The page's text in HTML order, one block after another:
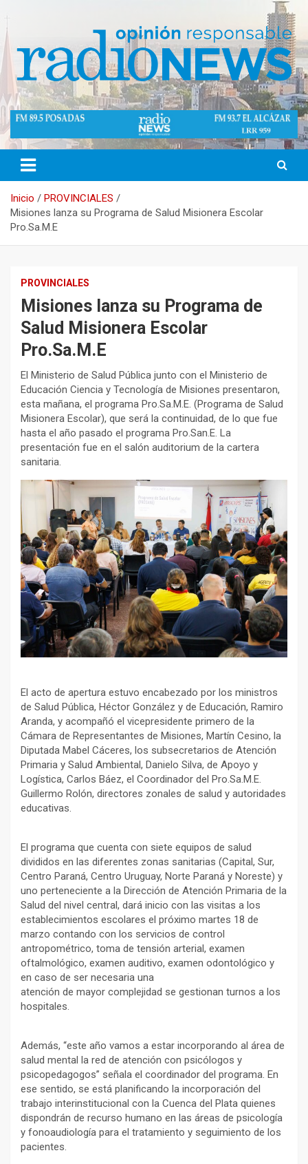
contenido
Radio News Misiones 89.5 Mhz
Opinión Responsable
Inicio
PROVINCIALES
Misiones lanza su Programa de Salud Misionera Escolar
Pro.Sa.M.E
PROVINCIALES
Misiones lanza su Programa de
Salud Misionera Escolar
Pro.Sa.M.E
El Ministerio de Salud Pública junto con el Ministerio de
Educación Ciencia y Tecnología de Misiones presentaron,
esta mañana, el programa Pro.Sa.M.E. (Programa de Salud
Misionera Escolar), que será la continuidad, de lo que fue
hasta el año pasado el programa Pro.San.E. La
presentación fue en el salón auditorium de la cartera
sanitaria.
El acto de apertura estuvo encabezado por los ministros
de Salud Pública, Héctor González y de Educación, Ramiro
Aranda, y acompañó el vicepresidente primero de la
Cámara de Representantes de Misiones, Martín Cesino, la
Diputada Mabel Cáceres, los subsecretarios de Atención
Primaria y Salud Ambiental, Danielo Silva, de Apoyo y
Logística, Carlos Báez, el Coordinador del Pro.Sa.M.E.
Guillermo Rolón, directores zonales de salud y autoridades
educativas.
El programa que cuenta con siete equipos de salud
divididos en las diferentes zonas sanitarias (Capital, Sur,
Centro Paraná, Centro Uruguay, Norte Paraná y Noreste) y
uno perteneciente a la Dirección de Atención Primaria de la
Salud del nivel central, dará inicio con las visitas a los
establecimientos escolares el próximo martes 18 de
marzo contando con los servicios de control
antropométrico, toma de tensión arterial, examen
oftalmológico, examen auditivo, examen odontológico y
en caso de ser necesaria una
atención de mayor complejidad se gestionan turnos a los
hospitales.
Además, “este año vamos a estar incorporando al área de
salud mental la red de atención con psicólogos y
psicopedagogos” señala el coordinador del programa. En
ese sentido, se está planificando la incorporación del
trabajo interinstitucional con la Cuenca del Plata quienes
dispondrán de recurso humano en las áreas de psicología
y fonoaudiología para el tratamiento y seguimiento de los
pacientes.